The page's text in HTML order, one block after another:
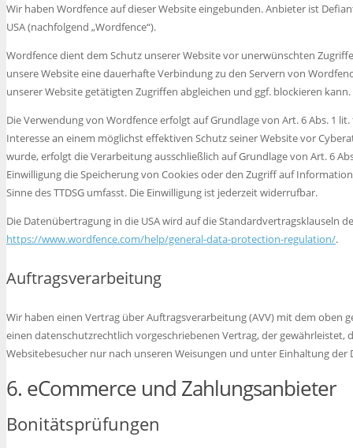
Wir haben Wordfence auf dieser Website eingebunden. Anbieter ist
USA (nachfolgend „Wordfence“).
Wordfence dient dem Schutz unserer Website vor unerwünschten
unsere Website eine dauerhafte Verbindung zu den Servern von
unserer Website getätigten Zugriffen abgleichen und ggf. blockieren kann.
Die Verwendung von Wordfence erfolgt auf Grundlage von Art. 6 Abs. 1
Interesse an einem möglichst effektiven Schutz seiner Website vor
wurde, erfolgt die Verarbeitung ausschließlich auf Grundlage von Art. 6
Einwilligung die Speicherung von Cookies oder den Zugriff auf
Sinne des TTDSG umfasst. Die Einwilligung ist jederzeit widerrufbar.
Die Datenübertragung in die USA wird auf die Standardvertragsklauseln
https://www.wordfence.com/help/general-data-protection-regulation/.
Auftragsverarbeitung
Wir haben einen Vertrag über Auftragsverarbeitung (AVV) mit dem oben
einen datenschutzrechtlich vorgeschriebenen Vertrag, der gewährleistet,
Websitebesucher nur nach unseren Weisungen und unter Einhaltung der
6. eCommerce und Zahlungs­anbieter
Bonitätsprüfungen